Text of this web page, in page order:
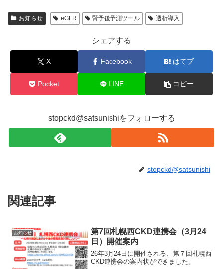
お知らせ eGFR 腎予後予測ツール 透析導入
シェアする
X Facebook はてブ
Pocket LINE コピー
stopckd@satsunishiをフォローする
stopckd@satsunishi
関連記事
お知らせ
第7回札幌西CKD連携会（3月24
日）開催案内
26年3月24日に開催される、第７回札幌西
CKD連携会の案内状ができました。